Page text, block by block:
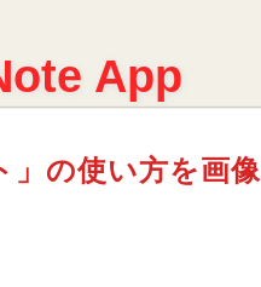
App
」の使い方を画像